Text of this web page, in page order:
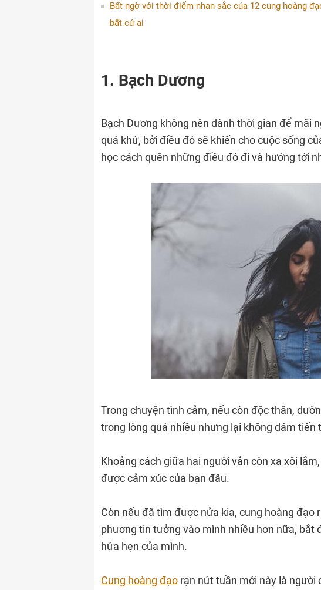
Bất ngờ với thời điểm nhan sắc của 12 cung hoàng
bất cứ ai
1. Bạch Dương
Bạch Dương không nên dành thời gian để mãi
quá khứ, bởi điều đó sẽ khiến cho cuộc sống
học cách quên những điều đó đi và hướng tới
Trong chuyện tình cảm, nếu còn độc thân,
trong lòng quá nhiều nhưng lại không dám tiến
Khoảng cách giữa hai người vẫn còn xa xôi
được cảm xúc của bạn đâu.
Còn nếu đã tìm được nửa kia, cung hoàng đạo
phương tin tưởng vào mình nhiều hơn nữa, bắt
hứa hẹn của mình.
Cung hoàng đạo rạn nứt tuần mới này là người